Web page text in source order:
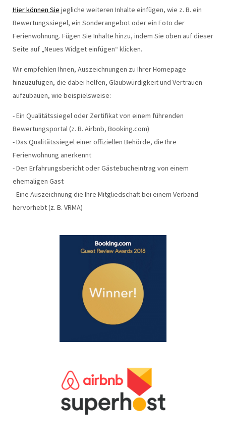
Hier können Sie jegliche weiteren Inhalte einfügen, wie z. B. ein
Bewertungssiegel, ein Sonderangebot oder ein Foto der
Ferienwohnung. Fügen Sie Inhalte hinzu, indem Sie oben auf dieser
Seite auf „Neues Widget einfügen“ klicken.
Wir empfehlen Ihnen, Auszeichnungen zu Ihrer Homepage
hinzuzufügen, die dabei helfen, Glaubwürdigkeit und Vertrauen
aufzubauen, wie beispielsweise:
- Ein Qualitätssiegel oder Zertifikat von einem führenden
Bewertungsportal (z. B. Airbnb, Booking.com)
- Das Qualitätssiegel einer offiziellen Behörde, die Ihre
Ferienwohnung anerkennt
- Den Erfahrungsbericht oder Gästebucheintrag von einem
ehemaligen Gast
- Eine Auszeichnung die Ihre Mitgliedschaft bei einem Verband
hervorhebt (z. B. VRMA)